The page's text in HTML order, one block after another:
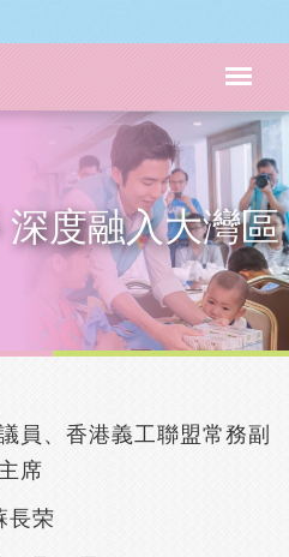
度融入大灣區
主頁 �峹����
員、香港義工聯盟常務副
主席
長荣